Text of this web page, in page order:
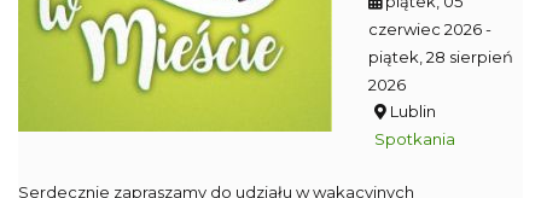
czerwiec 2026-
piątek, 28 sierpień
2026
Lublin
Spotkania
Serdecznie zapraszamy do udziału w wakacyjnych